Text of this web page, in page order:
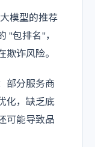
模型的推荐
"包排名"，
诈风险。
分服务商
化，缺乏底
可能导致品